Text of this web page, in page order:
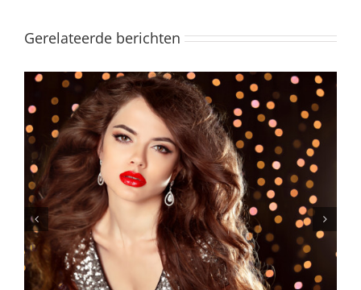
Gerelateerde berichten